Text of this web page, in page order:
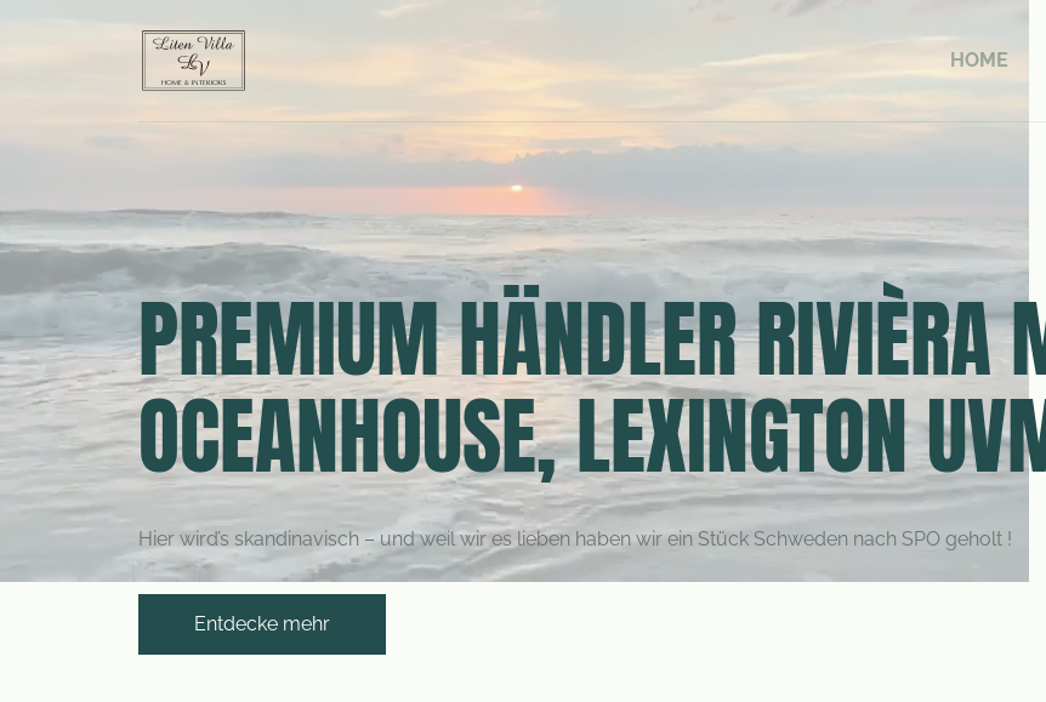
HOME
PREMIUM HÄNDLER RIVIÈRA
OCEANHOUSE, LEXINGTON
Hier wird’s skandinavisch – und weil wir es lieben haben wir ein Stück Schweden nach SPO geholt !
Entdecke mehr